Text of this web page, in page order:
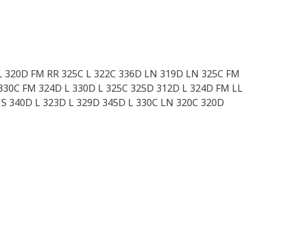
FM RR 325C L 322C 336D LN 319D LN 325C FM
FM 324D L 330D L 325C 325D 312D L 324D FM LL
340D L 323D L 329D 345D L 330C LN 320C 320D